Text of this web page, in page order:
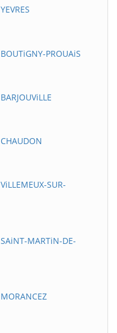
PROUAiS
SUR-
MARTiN-DE-